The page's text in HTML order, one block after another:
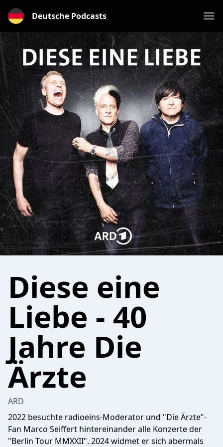
Deutsche Podcasts
Diese eine
Liebe - 40
Jahre Die
Ärzte
ARD
2022 besuchte radioeins-Moderator und "Die Ärzte"-
Fan Marco Seiffert hintereinander alle Konzerte der
"Berlin Tour MMXXII". 2024 widmet er sich abermals